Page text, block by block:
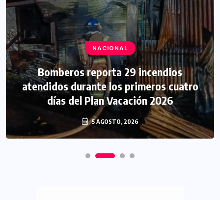
NACIONAL
Bomberos reporta 29 incendios
atendidos durante los primeros cuatro
días del Plan Vacación 2026
5 AGOSTO, 2026